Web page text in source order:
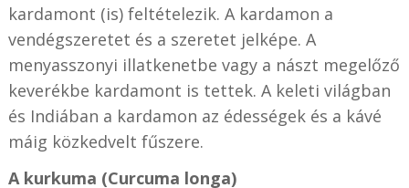
kardamont (is) feltételezik. A kardamon a
vendégszeretet és a szeretet jelképe. A
menyasszonyi illatkenetbe vagy a nászt megelőző
keverékbe kardamont is tettek. A keleti világban
és Indiában a kardamon az édességek és a kávé
máig közkedvelt fűszere.
A kurkuma (Curcuma longa)